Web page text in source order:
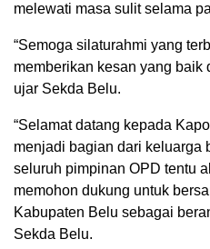
melewati masa sulit selama
“Semoga silaturahmi yang
memberikan kesan yang baik
ujar Sekda Belu.
“Selamat datang kepada
menjadi bagian dari keluarga
seluruh pimpinan OPD tentu
memohon dukung untuk
Kabupaten Belu sebagai
Sekda Belu.